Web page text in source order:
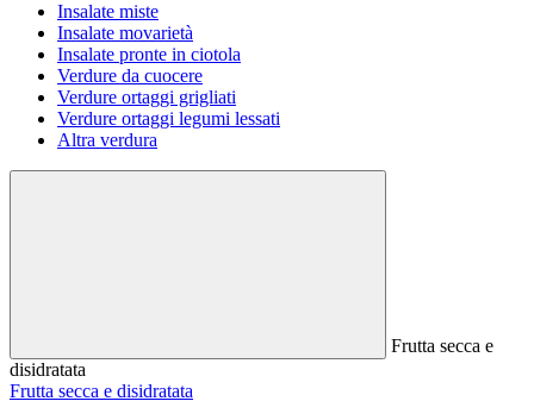
Insalate miste
Insalate movarietà
Insalate pronte in ciotola
Verdure da cuocere
Verdure ortaggi grigliati
Verdure ortaggi legumi lessati
Altra verdura
Frutta secca e
disidratata
Frutta secca e disidratata